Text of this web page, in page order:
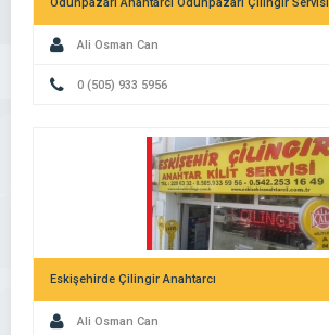
Ali Osman Can
0 (505) 933 5956
Eskişehirde Çilingir Anahtarcı
Ali Osman Can